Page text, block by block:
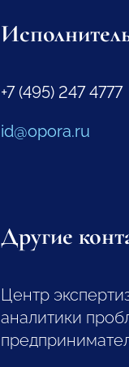
+7 (495) 247 4777
id@opora.ru
Другие
Центр
аналитики